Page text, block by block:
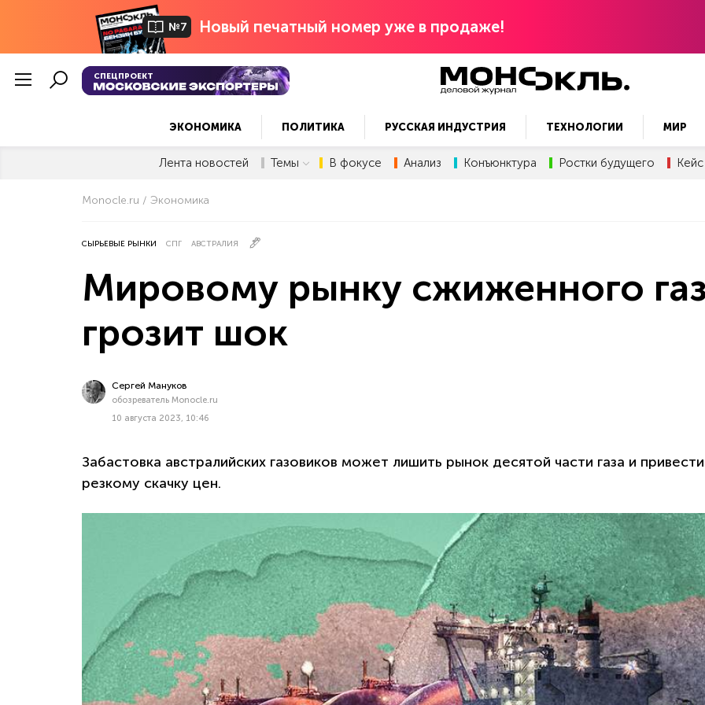
№7 Новый печатный номер уже в продаже!
СПЕЦПРОЕКТ
ЭКОНОМИКА ПОЛИТИКА РУССКАЯ ИНДУСТРИЯ ТЕХНОЛОГИИ МИР
Лента новостей Темы В фокусе Анализ Конъюнктура Ростки будущего Кейс
Monocle.ru Экономика
СЫРЬЕВЫЕ РЫНКИ СПГ АВСТРАЛИЯ
Мировому рынку сжиженного
грозит шок
Сергей Мануков
обозреватель Monocle.ru
10 августа 2023, 10:46
Забастовка австралийских газовиков может лишить рынок десятой части газа и
резкому скачку цен.